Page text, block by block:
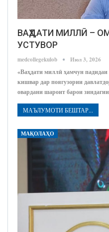
ВАҲДАТИ МИЛЛӢ –
УСТУВОР
medcollegekulob Июл 3, 2026
«Ваҳдати миллӣ ҳамчун
кишвар дар поягузории
овардани шароит барои
МАЪЛУМОТИ БЕШТАР...
МАҚОЛАҲО